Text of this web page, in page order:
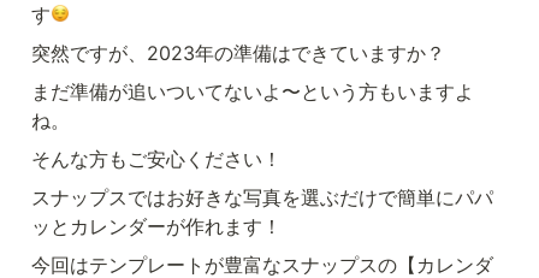
す
突然ですが、2023年の準備はできていますか？
まだ準備が追いついてないよ〜という方もいますよ
ね。
そんな方もご安心ください！
スナップスではお好きな写真を選ぶだけで簡単にパパ
ッとカレンダーが作れます！
今回はテンプレートが豊富なスナップスの【カレンダ